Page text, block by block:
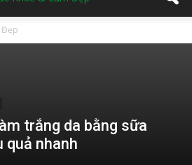
Đẹp
trắng da bằng sữa
quả nhanh